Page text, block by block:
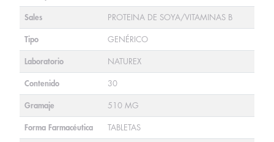
Sales PROTEINA DE SOYA/VITAMINAS B
Tipo GENÉRICO
Laboratorio NATUREX
Contenido 30
Gramaje 510 MG
Forma Farmacéutica TABLETAS